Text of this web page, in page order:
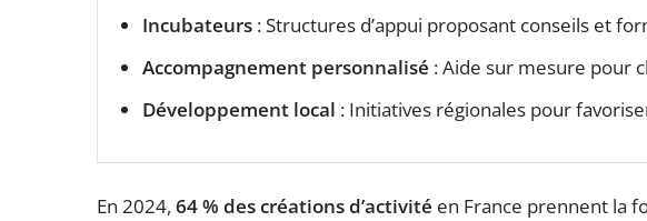
Incubateurs : Structures d’appui proposant conseils et
Accompagnement personnalisé : Aide sur mesure pour
Développement local : Initiatives régionales pour
En 2024, 64 % des créations d’activité en France prennent la